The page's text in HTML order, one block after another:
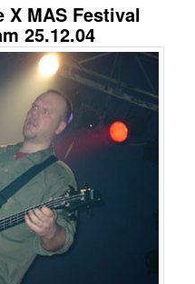
X MAS Festival
25.12.04